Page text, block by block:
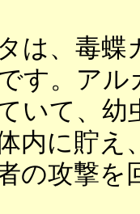
は、毒蝶
す。アル
いて、幼
内に貯え
の攻撃を